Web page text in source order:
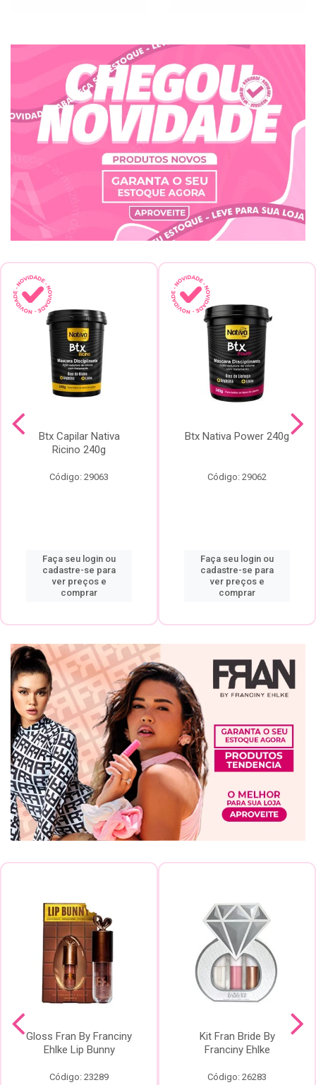
Btx Capilar Nativa
Ricino 240g
Código: 29063
Faça seu login ou
cadastre-se para
ver preços e
comprar
Btx Nativa Power 240g
Código: 29062
Faça seu login ou
cadastre-se para
ver preços e
comprar
Gloss Fran By Franciny
Ehlke Lip Bunny
Código: 23289
Kit Fran Bride By
Franciny Ehlke
Código: 26283